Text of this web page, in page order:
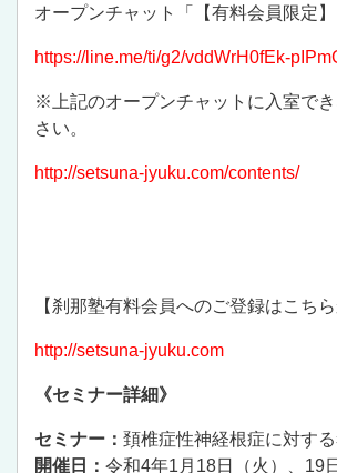
オープンチャット「【有料会員限定
https://line.me/ti/g2/vddWrH0fEk-
※上記のオープンチャットに入室で
さい。
http://setsuna-jyuku.com/contents/
【刹那塾有料会員へのご登録はこちら
http://setsuna-jyuku.com
《セミナー詳細》
セミナー： 頚椎症性神経根症に対す
開催日： 令和4年1月18日（火）、19